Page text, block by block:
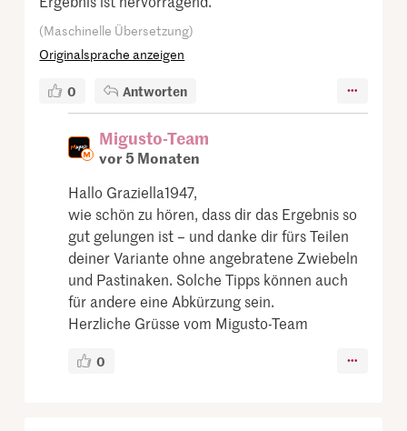
(Maschinelle Übersetzung)
Originalsprache anzeigen
0 Antworten
Migusto-Team
vor 5 Monaten
Hallo Graziella1947,
wie schön zu hören, dass dir das Ergebnis so
gut gelungen ist – und danke dir fürs Teilen
deiner Variante ohne angebratene Zwiebeln
und Pastinaken. Solche Tipps können auch
für andere eine Abkürzung sein.
Herzliche Grüsse vom Migusto-Team
0